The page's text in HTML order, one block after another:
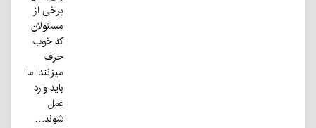
برخی از
مسئولان
که خوب
حرف
میزنند اما
باید وارد
عمل
شوند…